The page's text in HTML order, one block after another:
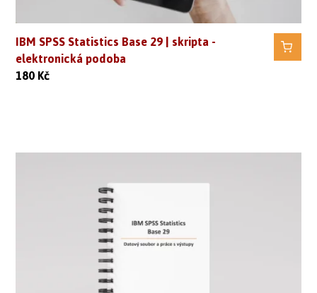
IBM SPSS Statistics Base 29 | skripta -
elektronická podoba
180Kč